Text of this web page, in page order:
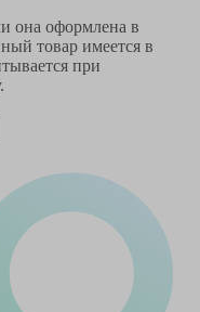
она оформлена в
товар имеется в
при